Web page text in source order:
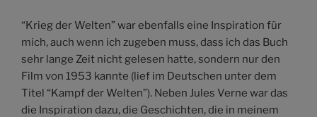
“Krieg der Welten” war ebenfalls eine Inspiration für
mich, auch wenn ich zugeben muss, dass ich das Buch
sehr lange Zeit nicht gelesen hatte, sondern nur den
Film von 1953 kannte (lief im Deutschen unter dem
Titel “Kampf der Welten”). Neben Jules Verne war das
die Inspiration dazu, die Geschichten, die in meinem